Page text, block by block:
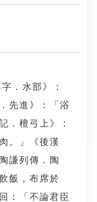
．水部》：
先進》：「浴
．檀弓上》：
。」《後漢
謙列傳．陶
飯，布席於
：「不論君臣